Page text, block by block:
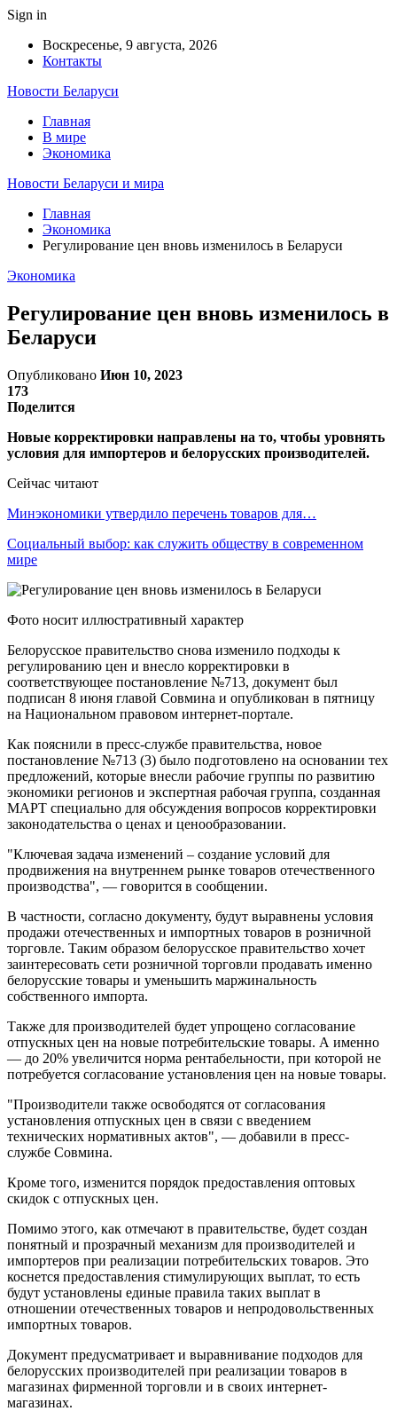
Sign in
Воскресенье, 9 августа, 2026
Контакты
Новости Беларуси
Главная
В мире
Экономика
Новости Беларуси и мира
Главная
Экономика
Регулирование цен вновь изменилось в Беларуси
Экономика
Регулирование цен вновь изменилось в
Беларуси
Опубликовано Июн 10, 2023
173
Поделится
Новые корректировки направлены на то, чтобы уровнять
условия для импортеров и белорусских производителей.
Сейчас читают
Минэкономики утвердило перечень товаров для…
Социальный выбор: как служить обществу в современном
мире
Фото носит иллюстративный характер
Белорусское правительство снова изменило подходы к
регулированию цен и внесло корректировки в
соответствующее постановление №713, документ был
подписан 8 июня главой Совмина и опубликован в пятницу
на Национальном правовом интернет-портале.
Как пояснили в пресс-службе правительства, новое
постановление №713 (3) было подготовлено на основании тех
предложений, которые внесли рабочие группы по развитию
экономики регионов и экспертная рабочая группа, созданная
МАРТ специально для обсуждения вопросов корректировки
законодательства о ценах и ценообразовании.
"Ключевая задача изменений – создание условий для
продвижения на внутреннем рынке товаров отечественного
производства", — говорится в сообщении.
В частности, согласно документу, будут выравнены условия
продажи отечественных и импортных товаров в розничной
торговле. Таким образом белорусское правительство хочет
заинтересовать сети розничной торговли продавать именно
белорусские товары и уменьшить маржинальность
собственного импорта.
Также для производителей будет упрощено согласование
отпускных цен на новые потребительские товары. А именно
— до 20% увеличится норма рентабельности, при которой не
потребуется согласование установления цен на новые товары.
"Производители также освободятся от согласования
установления отпускных цен в связи с введением
технических нормативных актов", — добавили в пресс-
службе Совмина.
Кроме того, изменится порядок предоставления оптовых
скидок с отпускных цен.
Помимо этого, как отмечают в правительстве, будет создан
понятный и прозрачный механизм для производителей и
импортеров при реализации потребительских товаров. Это
коснется предоставления стимулирующих выплат, то есть
будут установлены единые правила таких выплат в
отношении отечественных товаров и непродовольственных
импортных товаров.
Документ предусматривает и выравнивание подходов для
белорусских производителей при реализации товаров в
магазинах фирменной торговли и в своих интернет-
магазинах.